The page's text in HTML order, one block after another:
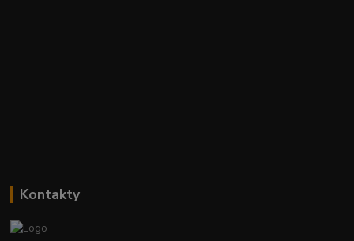
Kontakty